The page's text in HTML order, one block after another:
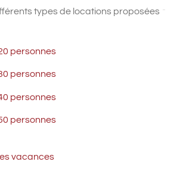
types de locations proposées
personnes
personnes
personnes
personnes
vacances